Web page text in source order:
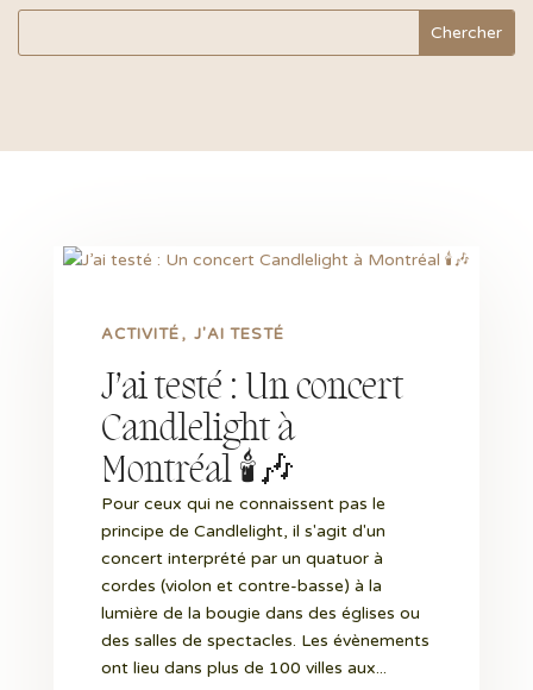
J’ai testé : Un concert
Candlelight à
Montréal 🕯🎶
ACTIVITÉ J'AI TESTÉ
Pour ceux qui ne connaissent pas le
principe de Candlelight, il s'agit d'un
concert interprété par un quatuor à
cordes (violon et contre-basse) à la
lumière de la bougie dans des églises ou
des salles de spectacles. Les évènements
ont lieu dans plus de 100 villes aux...